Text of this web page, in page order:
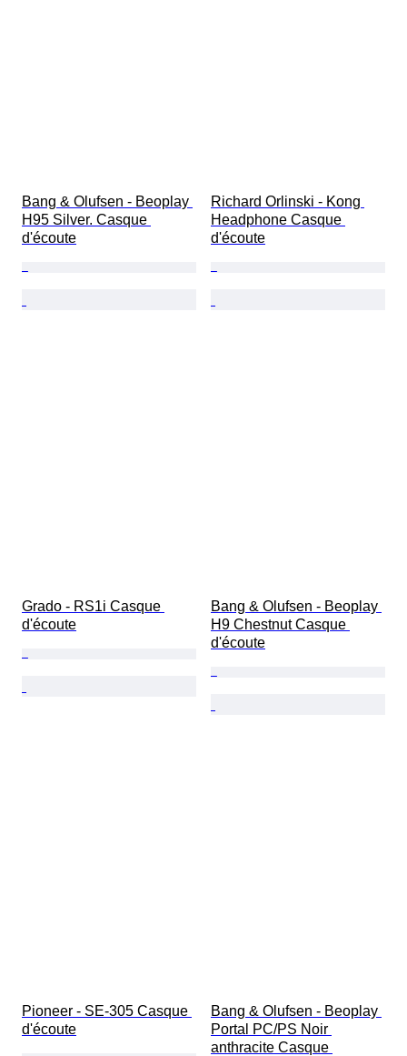
Bang & Olufsen - Beoplay
H95 Silver. Casque
d'écoute
Richard Orlinski - Kong
Headphone Casque
d'écoute
Grado - RS1i Casque
d'écoute
Bang & Olufsen - Beoplay
H9 Chestnut Casque
d'écoute
Pioneer - SE-305 Casque
d'écoute
Bang & Olufsen - Beoplay
Portal PC/PS Noir
anthracite Casque